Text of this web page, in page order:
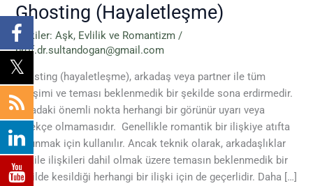
Ghosting (Hayaletleşme)
İlişkiler: Aşk, Evlilik ve Romantizm /
prof.dr.sultandogan@gmail.com
Ghosting (hayaletleşme), arkadaş veya partner ile tüm
iletişimi ve teması beklenmedik bir şekilde sona erdirmedir.
Buradaki önemli nokta herhangi bir görünür uyarı veya
gerekçe olmamasıdır. Genellikle romantik bir ilişkiye atıfta
bulunmak için kullanılır. Ancak teknik olarak, arkadaşlıklar
ve aile ilişkileri dahil olmak üzere temasın beklenmedik bir
şekilde kesildiği herhangi bir ilişki için de geçerlidir. Daha […]